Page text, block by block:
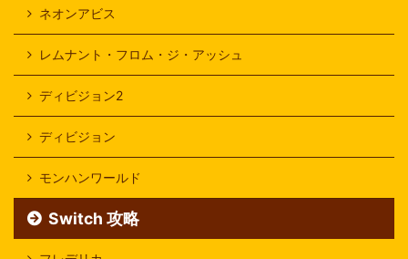
ネオンアビス
レムナント・フロム・ジ・アッシュ
ディビジョン2
ディビジョン
モンハンワールド
Switch 攻略